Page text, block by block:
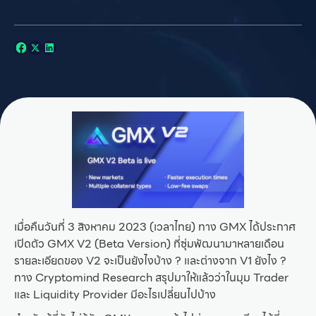
เมื่อคืนวันที่ 3 สิงหาคม 2023 (เวลาไทย) ทาง GMX ได้ประกาศ
เปิดตัว GMX V2 (Beta Version) ที่ซุ่มพัฒนามาหลายเดือน
รายละเอียดของ V2 จะเป็นยังไงบ้าง ? และต่างจาก V1 ยังไง ?
ทาง Cryptomind Research สรุปมาให้แล้วว่าในมุม Trader
และ Liquidity Provider มีอะไรเปลี่ยนไปบ้าง